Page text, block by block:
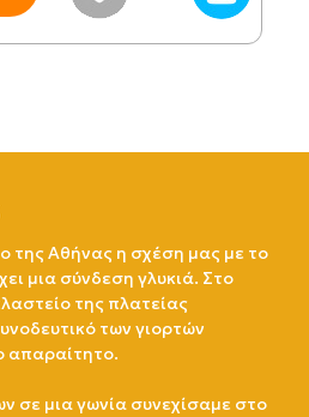
της Αθήνας η σχέση μας με το
μια σύνδεση γλυκιά. Στο
της πλατείας
των γιορτών
απαραίτητο.
σε μια γωνία συνεχίσαμε στο